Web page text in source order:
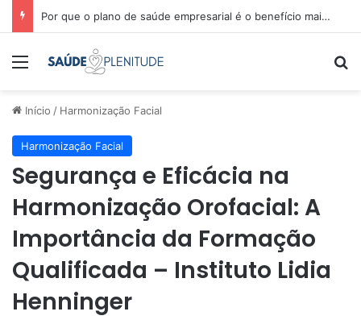
Por que o plano de saúde empresarial é o benefício mais valorizado
Menu
Início / Harmonização Facial
Harmonização Facial
Segurança e Eficácia na
Harmonização Orofacial: A
Importância da Formação
Qualificada – Instituto Lidia
Henninger